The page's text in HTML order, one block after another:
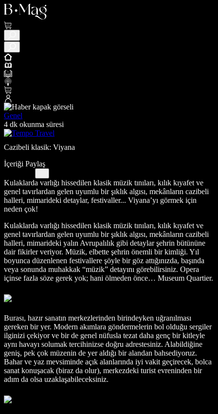
Genel
4 dk okunma süresi
Cazibeli klasik: Viyana
İçeriği Paylaş
Kulaklarda varlığı hissedilen klasik müzik tınıları, kılık kıyafet ve
genel tavırlardan gelen uyumlu bir şıklık algısı, mekânların cazibeli
halleri, mimarideki detaylar, festivaller... Viyana’yı görmek için
neden çok!
Kulaklarda varlığı hissedilen klasik müzik tınıları, kılık kıyafet ve
genel tavırlardan gelen uyumlu bir şıklık algısı, mekânların cazibeli
halleri, mimarideki yalın Avrupalılık gibi detaylar şehrin bütününe
dair fikirler veriyor. Müzik, elbette şehrin önemli bir kimliği. Yıl
boyunca düzenlenen festivallere şöyle bir göz attığınızda, başında
veya sonunda muhakkak “müzik” detayını görebilirsiniz. Opera
içinse fazla söze gerek yok; hani ölmeden önce… Museum Quartier.
Burası, hazır sanatın merkezlerinden birindeyken uğranılması
gereken bir yer. Modern akımlara göndermelerin bol olduğu sergiler
ilginizi çekiyor ve bir de genel nüfusla tezat daha genç bir kitleyle
aynı havayı solumak tercihinizse doğru adrestesiniz. Alabildiğine
geniş, pek çok müzenin de yer aldığı bir alandan bahsediyoruz.
Bahar ve yaz mevsiminde açık alanlarında iyi vakit geçirecek, bolca
sanat konuşacak (biraz da olur), merkezdeki turist evreninden bir
adım da olsa uzaklaşabileceksiniz.